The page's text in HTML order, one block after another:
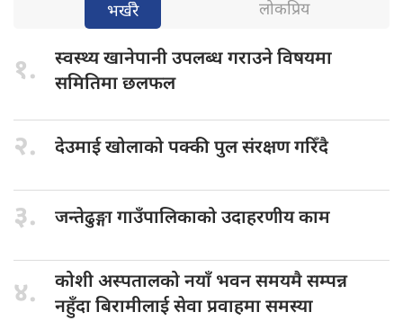
भर्खरै लोकप्रिय
१. स्वस्थ्य खानेपानीउपलब्ध गराउने विषयमा
समितिमा छलफल
२. देउमाई खोलाकोपक्की पुल संरक्षण गरिँदै
३. जन्तेढुङ्गा गाउँपालिकाकोउदाहरणीय काम
४. कोशी अस्पतालकोनयाँ भवन समयमै सम्पन्न
नहुँदा बिरामीलाई सेवा प्रवाहमा समस्या